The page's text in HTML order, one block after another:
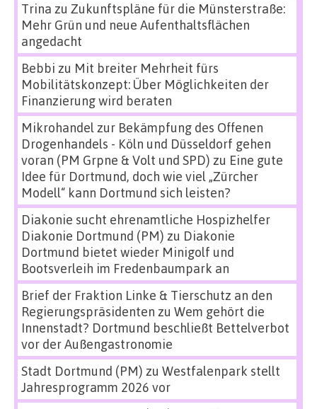
Trina zu Zukunftspläne für die Münsterstraße:
Mehr Grün und neue Aufenthaltsflächen
angedacht
Bebbi zu Mit breiter Mehrheit fürs
Mobilitätskonzept: Über Möglichkeiten der
Finanzierung wird beraten
Mikrohandel zur Bekämpfung des Offenen
Drogenhandels - Köln und Düsseldorf gehen
voran (PM Grpne & Volt und SPD) zu Eine gute
Idee für Dortmund, doch wie viel „Zürcher
Modell“ kann Dortmund sich leisten?
Diakonie sucht ehrenamtliche Hospizhelfer
Diakonie Dortmund (PM) zu Diakonie
Dortmund bietet wieder Minigolf und
Bootsverleih im Fredenbaumpark an
Brief der Fraktion Linke & Tierschutz an den
Regierungspräsidenten zu Wem gehört die
Innenstadt? Dortmund beschließt Bettelverbot
vor der Außengastronomie
Stadt Dortmund (PM) zu Westfalenpark stellt
Jahresprogramm 2026 vor